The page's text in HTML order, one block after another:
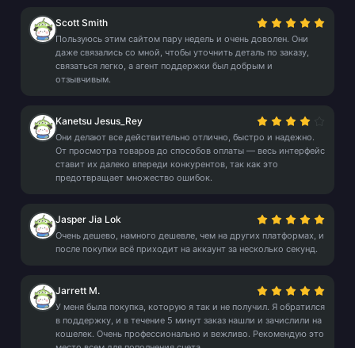
Scott Smith
Пользуюсь этим сайтом пару недель и очень доволен. Они
даже связались со мной, чтобы уточнить деталь по заказу,
связаться легко, а агент поддержки был добрым и
отзывчивым.
Kanetsu Jesus_Rey
Они делают все действительно отлично, быстро и надежно.
От просмотра товаров до способов оплаты — весь интерфейс
ставит их далеко впереди конкурентов, так как это
предотвращает множество ошибок.
Jasper Jia Lok
Очень дешево, намного дешевле, чем на других платформах, и
после покупки всё приходит на аккаунт за несколько секунд.
Jarrett M.
У меня была покупка, которую я так и не получил. Я обратился
в поддержку, и в течение 5 минут заказ нашли и зачислили на
кошелек. Очень профессионально и вежливо. Рекомендую это